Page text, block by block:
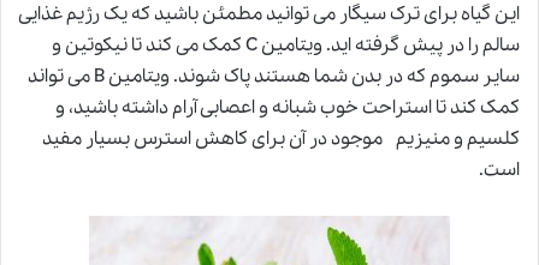
این گیاه برای ترک سیگار می توانید مطمئن باشید که یک رژیم غذایی
سالم را در پیش گرفته اید. ویتامین C کمک می کند تا نیکوتین و
سایر سموم که در بدن شما هستند پاک شوند. ویتامین B می تواند
کمک کند تا استراحت خوب شبانه و اعصابی آرام داشته باشید، و
کلسیم و منیزیم موجود در آن برای کاهش استرس بسیار مفید
است.